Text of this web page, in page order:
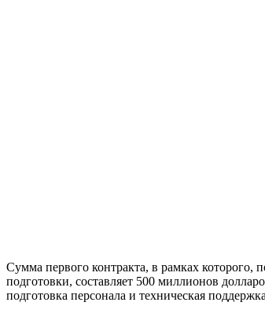
Сумма первого контракта, в рамках которого,
подготовки, составляет 500 миллионов
подготовка персонала и техническая